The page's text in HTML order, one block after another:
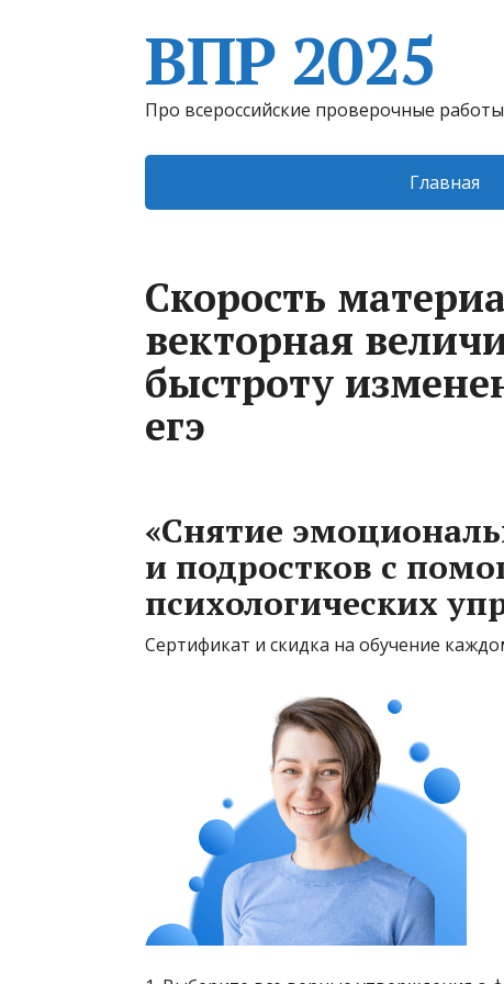
ВПР 2025
Про всероссийские проверочные работы
Главная
Скорость
векторная
быстроту
егэ
«Снятие
и подростков с
психологических
Сертификат и скидка на обучение